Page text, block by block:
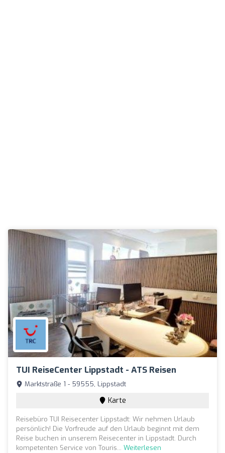
TUI ReiseCenter Lippstadt - ATS Reisen
Marktstraße 1 - 59555, Lippstadt
Karte
Reisebüro TUI Reisecenter Lippstadt: Wir nehmen Urlaub
persönlich! Die Vorfreude auf den Urlaub beginnt mit dem
Reise buchen in unserem Reisecenter in Lippstadt. Durch
kompetenten Service von Touris... Weiterlesen